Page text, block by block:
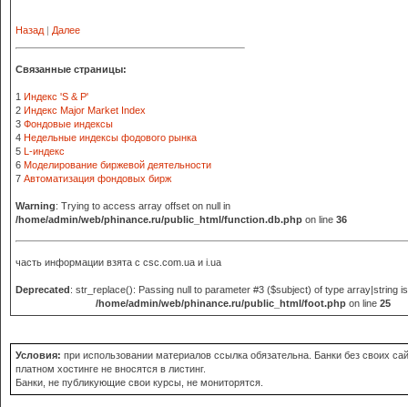
Назад | Далее
Связанные страницы:
1 Индекс 'S & Р'
2 Индекс Major Market Index
3 Фондовые индексы
4 Недельные индексы фодового рынка
5 L-индекс
6 Моделирование биржевой деятельности
7 Автоматизация фондовых бирж
Warning: Trying to access array offset on null in
/home/admin/web/phinance.ru/public_html/function.db.php on line 36
часть информации взята с csc.com.ua и i.ua
Deprecated: str_replace(): Passing null to parameter #3 ($subject) of type array|string
/home/admin/web/phinance.ru/public_html/foot.php on line 25
Условия: при использовании материалов ссылка обязательна. Банки без своих
платном хостинге не вносятся в листинг.
Банки, не публикующие свои курсы, не мониторятся.